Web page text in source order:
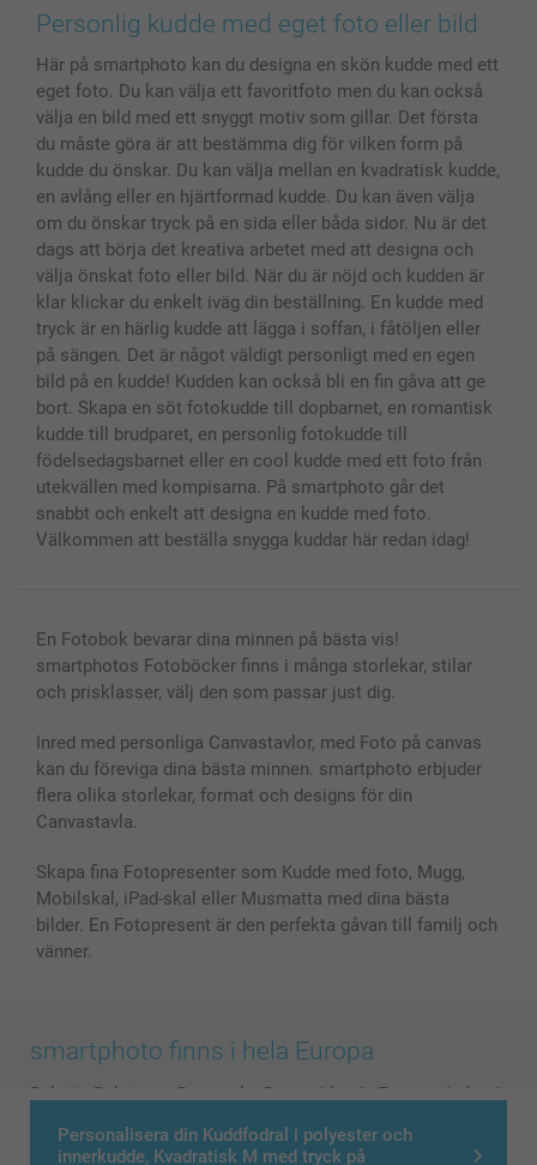
Personalisera din Kuddfodral i polyester och
innerkudde, Kvadratisk M med tryck på
Bilder, Fotoförstoring & Fotohäften
Skal till Mobil & Surfplatta
MyNameBook
Fotoalmanackor & Fotoagenda
Fotoramar & Tillbehör
Presentkort
Alla fotoprodukter
Cookie Policy
Villkor och garantier
Investor Relations
smartgaranti
smartbonus
Priser & betalning
Status på beställningar
Personlig kudde med eget foto eller bild
Här på smartphoto kan du designa en skön kudde med ett
eget foto. Du kan välja ett favoritfoto men du kan också
välja en bild med ett snyggt motiv som gillar. Det första
du måste göra är att bestämma dig för vilken form på
kudde du önskar. Du kan välja mellan en kvadratisk kudde,
en avlång eller en hjärtformad kudde. Du kan även välja
om du önskar tryck på en sida eller båda sidor. Nu är det
dags att börja det kreativa arbetet med att designa och
välja önskat foto eller bild. När du är nöjd och kudden är
klar klickar du enkelt iväg din beställning. En kudde med
tryck är en härlig kudde att lägga i soffan, i fåtöljen eller
på sängen. Det är något väldigt personligt med en egen
bild på en kudde! Kudden kan också bli en fin gåva att ge
bort. Skapa en söt fotokudde till dopbarnet, en romantisk
kudde till brudparet, en personlig fotokudde till
födelsedagsbarnet eller en cool kudde med ett foto från
utekvällen med kompisarna. På smartphoto går det
snabbt och enkelt att designa en kudde med foto.
Välkommen att beställa snygga kuddar här redan idag!
En Fotobok bevarar dina minnen på bästa vis!
smartphotos Fotoböcker finns i många storlekar, stilar
och prisklasser, välj den som passar just dig.
Inred med personliga Canvastavlor, med Foto på canvas
kan du föreviga dina bästa minnen. smartphoto erbjuder
flera olika storlekar, format och designs för din
Canvastavla.
Skapa fina Fotopresenter som Kudde med foto, Mugg,
Mobilskal, iPad-skal eller Musmatta med dina bästa
bilder. En Fotopresent är den perfekta gåvan till familj och
vänner.
smartphoto finns i hela Europa
België Belgique Danmark Deutschland France
Ireland
Nederland - Norge Österreich - Schweiz Suisse
Switzerland - Suomi - Sverige - United Kingdom